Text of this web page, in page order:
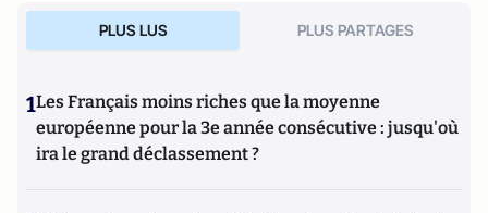
PLUS LUS PLUS PARTAGES
1Les Français moins riches que la moyenne
européenne pour la 3e année consécutive : jusqu'où
ira le grand déclassement ?